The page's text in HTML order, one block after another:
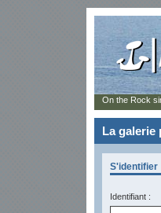
La galerie
S'identifier
Identifiant :
On the Rock